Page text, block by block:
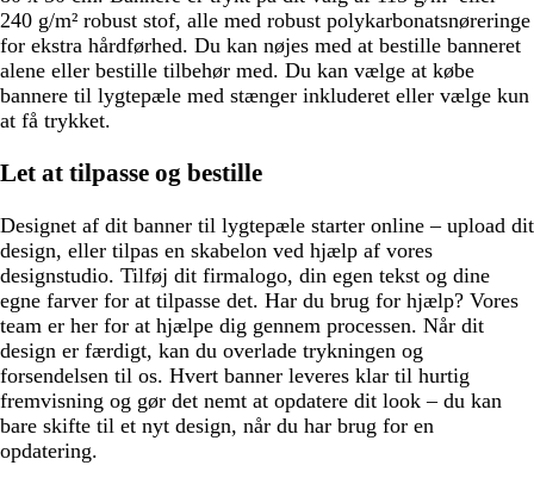
240 g/m² robust stof, alle med robust polykarbonatsnøreringe
for ekstra hårdførhed. Du kan nøjes med at bestille banneret
alene eller bestille tilbehør med. Du kan vælge at købe
bannere til lygtepæle med stænger inkluderet eller vælge kun
at få trykket.
Let at tilpasse og bestille
Designet af dit banner til lygtepæle starter online – upload dit
design, eller tilpas en skabelon ved hjælp af vores
designstudio. Tilføj dit firmalogo, din egen tekst og dine
egne farver for at tilpasse det. Har du brug for hjælp? Vores
team er her for at hjælpe dig gennem processen. Når dit
design er færdigt, kan du overlade trykningen og
forsendelsen til os. Hvert banner leveres klar til hurtig
fremvisning og gør det nemt at opdatere dit look – du kan
bare skifte til et nyt design, når du har brug for en
opdatering.